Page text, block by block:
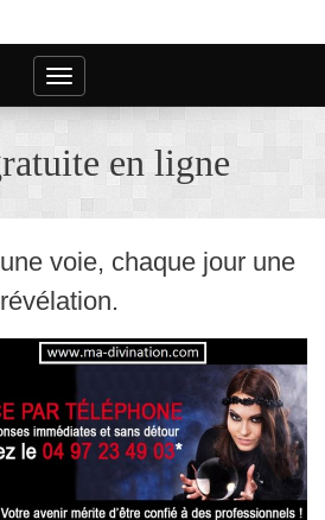
Toggle
navigation
en ligne
voie, chaque jour une
révélation.